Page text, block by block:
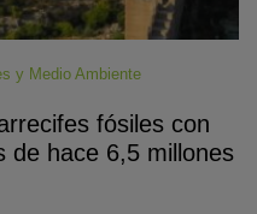
y Medio Ambiente
fósiles con
de hace 6,5 millones